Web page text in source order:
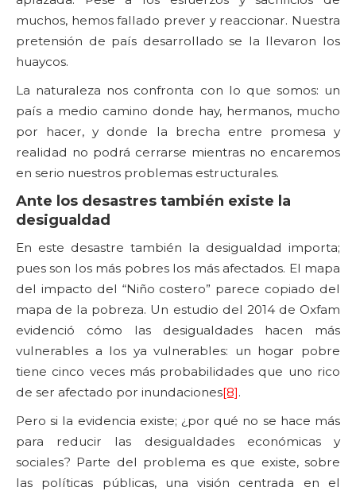
muchos, hemos fallado prever y reaccionar. Nuestra
pretensión de país desarrollado se la llevaron los
huaycos.
La naturaleza nos confronta con lo que somos: un
país a medio camino donde hay, hermanos, mucho
por hacer, y donde la brecha entre promesa y
realidad no podrá cerrarse mientras no encaremos
en serio nuestros problemas estructurales.
Ante los desastres también existe la
desigualdad
En este desastre también la desigualdad importa;
pues son los más pobres los más afectados. El mapa
del impacto del “Niño costero” parece copiado del
mapa de la pobreza. Un estudio del 2014 de Oxfam
evidenció cómo las desigualdades hacen más
vulnerables a los ya vulnerables: un hogar pobre
tiene cinco veces más probabilidades que uno rico
de ser afectado por inundaciones[8].
Pero si la evidencia existe; ¿por qué no se hace más
para reducir las desigualdades económicas y
sociales? Parte del problema es que existe, sobre
las políticas públicas, una visión centrada en el